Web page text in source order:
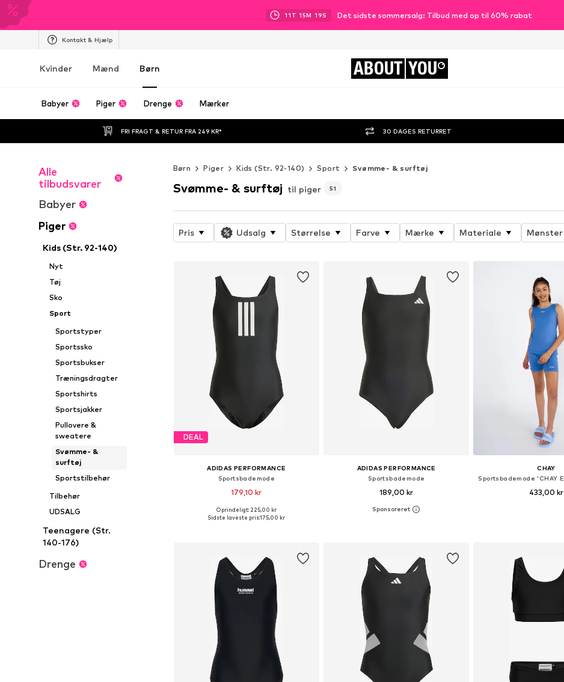
11 T 15M 18S Det sidste sommersalg: Tilbud med op til 60% rabat
Kontakt & Hjælp
Kvinder Mænd Børn ABOUT YOU
Babyer Piger Drenge Mærker
FRI FRAGT & RETUR FRA 249 KR* 30 DAGES RETURRET
Alle
tilbudsvarer
Babyer
Piger
Kids (Str. 92-140)
Nyt
Tøj
Sko
Sport
Sportstyper
Sportssko
Sportsbukser
Træningsdragter
Sportshirts
Sportsjakker
Pullovere &
sweatere
Svømme- &
surftøj
Sportstilbehør
Tilbehør
UDSALG
Teenagere (Str.
140-176)
Drenge
Børn Piger Kids (Str. 92-140) Sport Svømme- & surftøj
Svømme- & surftøj til piger 51
Pris Udsalg Størrelse Farve Mærke Materiale Mønster
DEAL
ADIDAS PERFORMANCE
Sportsbademode
179,10 kr
Fås i mange størrelser
Oprindeligt: 225,00 kr
Sidste laveste pris:175,00 kr
ADIDAS PERFORMANCE
Sportsbademode
189,00 kr
CHAY
433,00 kr